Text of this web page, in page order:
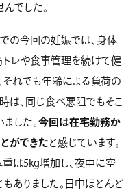
んでした。
の今回の妊娠では、身体
レや食事管理を続けて健
それでも年齢による負荷の
は、同じ食べ悪阻でもそこ
ました。今回は在宅勤務か
ができた と感じています。
は5kg増加し、夜中に空
ありました。日中ほとんど